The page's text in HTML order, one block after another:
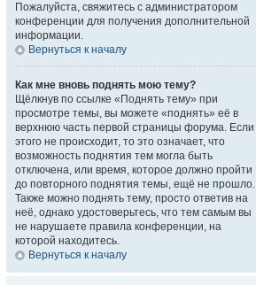
Пожалуйста, свяжитесь с администратором
конференции для получения дополнительной
информации.
Вернуться к началу
Как мне вновь поднять мою тему?
Щёлкнув по ссылке «Поднять тему» при
просмотре темы, вы можете «поднять» её в
верхнюю часть первой страницы форума. Если
этого не происходит, то это означает, что
возможность поднятия тем могла быть
отключена, или время, которое должно пройти
до повторного поднятия темы, ещё не прошло.
Также можно поднять тему, просто ответив на
неё, однако удостоверьтесь, что тем самым вы
не нарушаете правила конференции, на
которой находитесь.
Вернуться к началу